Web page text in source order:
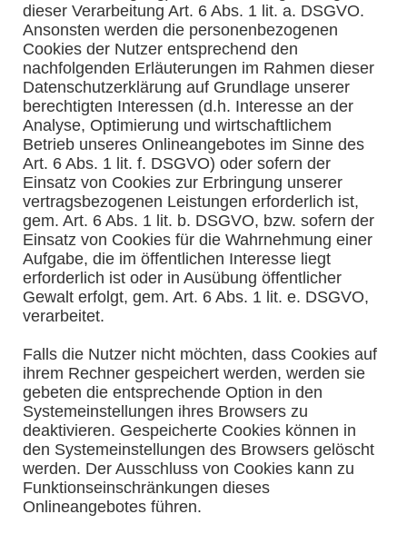
dieser Verarbeitung Art. 6 Abs. 1 lit. a. DSGVO.
Ansonsten werden die personenbezogenen
Cookies der Nutzer entsprechend den
nachfolgenden Erläuterungen im Rahmen dieser
Datenschutzerklärung auf Grundlage unserer
berechtigten Interessen (d.h. Interesse an der
Analyse, Optimierung und wirtschaftlichem
Betrieb unseres Onlineangebotes im Sinne des
Art. 6 Abs. 1 lit. f. DSGVO) oder sofern der
Einsatz von Cookies zur Erbringung unserer
vertragsbezogenen Leistungen erforderlich ist,
gem. Art. 6 Abs. 1 lit. b. DSGVO, bzw. sofern der
Einsatz von Cookies für die Wahrnehmung einer
Aufgabe, die im öffentlichen Interesse liegt
erforderlich ist oder in Ausübung öffentlicher
Gewalt erfolgt, gem. Art. 6 Abs. 1 lit. e. DSGVO,
verarbeitet.
Falls die Nutzer nicht möchten, dass Cookies auf
ihrem Rechner gespeichert werden, werden sie
gebeten die entsprechende Option in den
Systemeinstellungen ihres Browsers zu
deaktivieren. Gespeicherte Cookies können in
den Systemeinstellungen des Browsers gelöscht
werden. Der Ausschluss von Cookies kann zu
Funktionseinschränkungen dieses
Onlineangebotes führen.